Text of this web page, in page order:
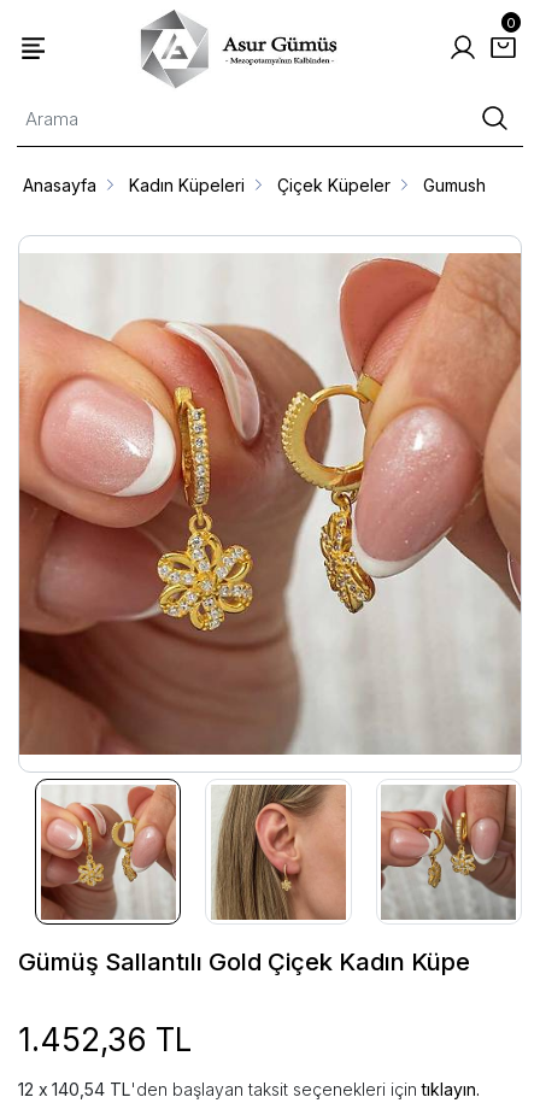
0
Anasayfa Kadın Küpeleri Çiçek Küpeler Gumush
Gümüş Sallantılı Gold Çiçek Kadın Küpe
1.452,36 TL
140,54 TL'den başlayan taksit seçenekleri içintıklayın.